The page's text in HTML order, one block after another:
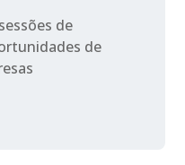
de
de